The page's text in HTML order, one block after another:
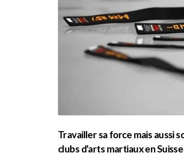
Travailler sa force mais aussi
clubs d'arts martiaux en